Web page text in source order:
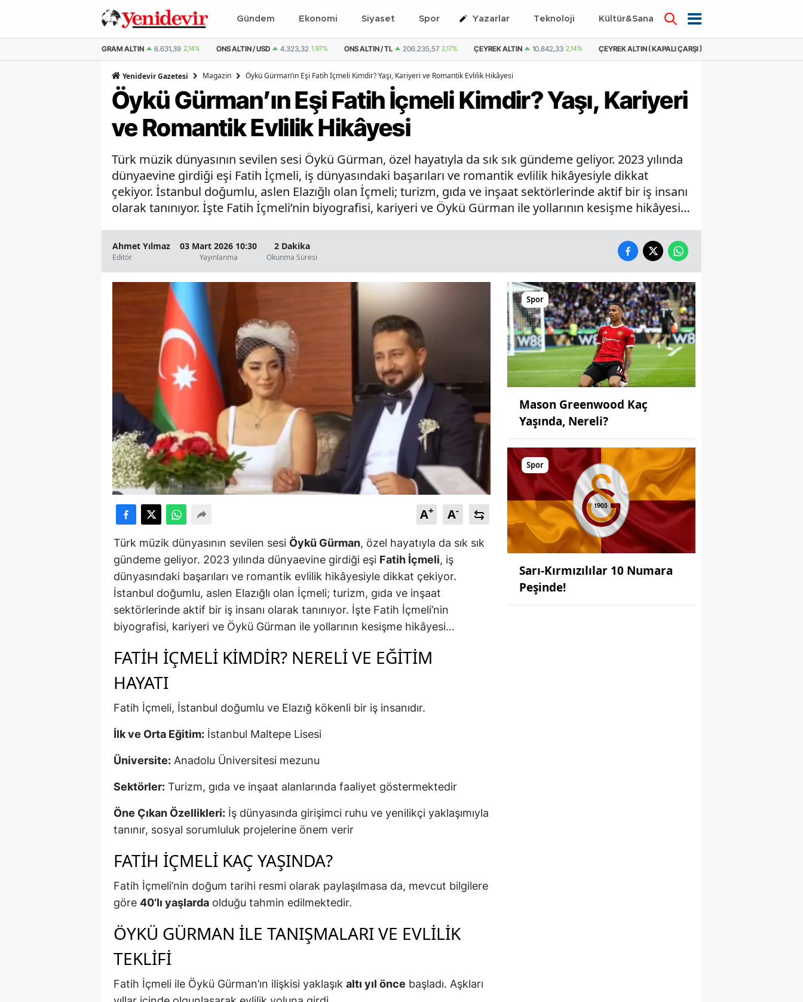
Gündem Ekonomi Siyaset Spor Yazarlar Teknoloji Kültür&Sanat
ONS ALTIN / USD 4.323,32 1,97% ONS ALTIN / TL 206.235,57 2,17% ÇEYREK ALTIN 10.842,33 2,14% ÇEYREK ALTIN ( KAPALI ÇARŞI ) 10.825,70 1,51% YARIM ALTIN
Yenidevir Gazetesi Magazin Öykü Gürman’ın Eşi Fatih İçmeli Kimdir? Yaşı, Kariyeri ve Romantik Evlilik Hikâyesi
Öykü Gürman’ın Eşi Fatih İçmeli Kimdir? Yaşı, Kariyeri
ve Romantik Evlilik Hikâyesi
Türk müzik dünyasının sevilen sesi Öykü Gürman, özel hayatıyla da sık sık gündeme geliyor. 2023 yılında
dünyaevine girdiği eşi Fatih İçmeli, iş dünyasındaki başarıları ve romantik evlilik hikâyesiyle dikkat
çekiyor. İstanbul doğumlu, aslen Elazığlı olan İçmeli; turizm, gıda ve inşaat sektörlerinde aktif bir iş insanı
olarak tanınıyor. İşte Fatih İçmeli’nin biyografisi, kariyeri ve Öykü Gürman ile yollarının kesişme hikâyesi…
Ahmet Yılmaz
Editör
03 Mart 2026 10:30
Yayınlanma
2 Dakika
Okunma Süresi
A+ A-
Türk müzik dünyasının sevilen sesi Öykü Gürman, özel hayatıyla da sık sık
gündeme geliyor. 2023 yılında dünyaevine girdiği eşi Fatih İçmeli, iş
dünyasındaki başarıları ve romantik evlilik hikâyesiyle dikkat çekiyor.
İstanbul doğumlu, aslen Elazığlı olan İçmeli; turizm, gıda ve inşaat
sektörlerinde aktif bir iş insanı olarak tanınıyor. İşte Fatih İçmeli’nin
biyografisi, kariyeri ve Öykü Gürman ile yollarının kesişme hikâyesi…
FATIH İÇMELI KIMDIR? NERELI VE EĞITIM
HAYATI
Fatih İçmeli, İstanbul doğumlu ve Elazığ kökenli bir iş insanıdır.
İlk ve Orta Eğitim: İstanbul Maltepe Lisesi
Üniversite: Anadolu Üniversitesi mezunu
Sektörler: Turizm, gıda ve inşaat alanlarında faaliyet göstermektedir
Öne Çıkan Özellikleri: İş dünyasında girişimci ruhu ve yenilikçi yaklaşımıyla
tanınır, sosyal sorumluluk projelerine önem verir
FATIH İÇMELI KAÇ YAŞINDA?
Fatih İçmeli’nin doğum tarihi resmi olarak paylaşılmasa da, mevcut bilgilere
göre 40’lı yaşlarda olduğu tahmin edilmektedir.
ÖYKÜ GÜRMAN ILE TANIŞMALARI VE EVLILIK
TEKLIFI
Fatih İçmeli ile Öykü Gürman’ın ilişkisi yaklaşık altı yıl önce başladı. Aşkları
Spor
Mason Greenwood Kaç
Yaşında, Nereli?
Spor
Sarı-Kırmızılılar 10 Numara
Peşinde!